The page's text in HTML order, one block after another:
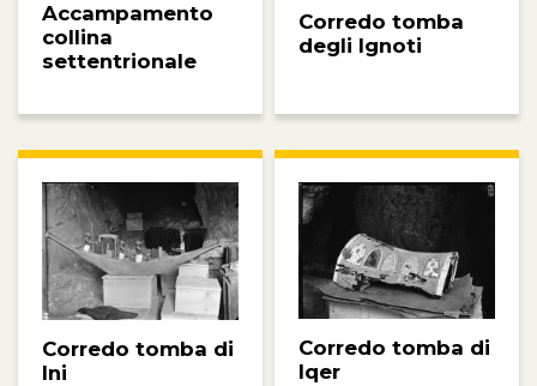
Accampamento
collina
settentrionale
Corredo tomba
degli Ignoti
Corredo tomba di
Ini
Corredo tomba di
Iqer